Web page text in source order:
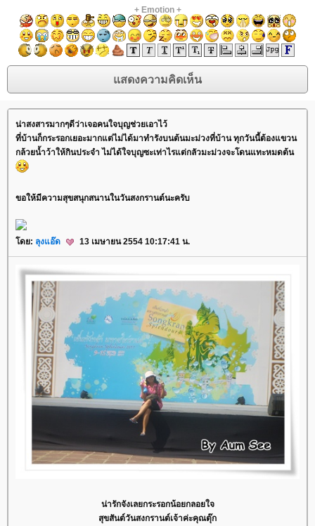
+ Emotion+
น่าสงสารมากๆดีว่าเจอคนใจบุญช่วยเอาไว้
ที่บ้านก็กระรอกเยอะมากแต่ไม่ได้มาทำรังบนต้นมะม่วงที่บ้าน ทุกวันนี้ต้องแขวน
กล้วยน้ำว้าให้กินประจำ ไม่ได้ใจบุญซะเท่าไรแต่กลัวมะม่วงจะโดนแทะหมดต้น
ขอให้มีความสุขสนุกสนานในวันสงกรานต์นะครับ
ดย: ลุงแอ๊ด 13 เมษายน 2554 10:17:41 น.
น่ารักจังเลยกระรอกน้อยกลอยใจ
สุขสันต์วันสงกรานต์เจ้าค่ะคุณตุ๊ก